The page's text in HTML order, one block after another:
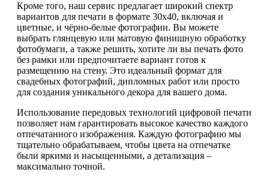
Кроме того, наш сервис предлагает широкий спектр
вариантов для печати в формате 30х40, включая и
цветные, и чёрно-белые фотографии. Вы можете
выбрать глянцевую или матовую финишную обработку
фотобумаги, а также решить, хотите ли вы печать фото
без рамки или предпочитаете вариант готов к
размещению на стену. Это идеальный формат для
свадебных фотографий, дипломных работ или просто
для создания уникального декора для вашего дома.
Использование передовых технологий цифровой печати
позволяет нам гарантировать высокое качество каждого
отпечатанного изображения. Каждую фотографию мы
тщательно обрабатываем, чтобы цвета на отпечатке
были яркими и насыщенными, а детализация –
максимально точной.